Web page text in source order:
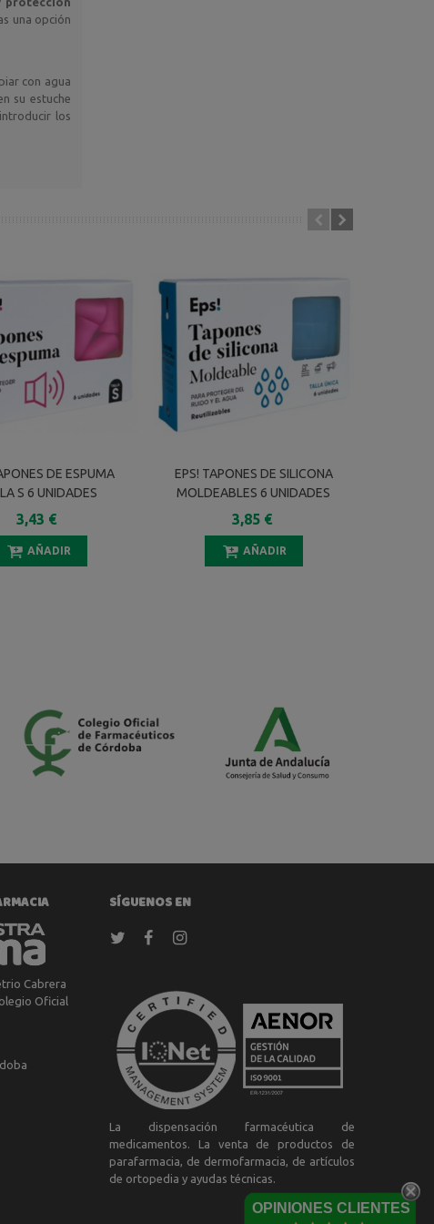
una opción
con agua
su estuche
los
DE ESPUMA
S 6 UNIDADES
3,43 €
AÑADIR
EPS! TAPONES DE SILICONA
MOLDEABLES 6 UNIDADES
3,85 €
AÑADIR
OPINIONES CLIENTES
Cabrera
Oficial
SÍGUENOS EN
La dispensación farmacéutica de
medicamentos. La venta de productos de
parafarmacia, de dermofarmacia, de artículos
de ortopedia y ayudas técnicas.